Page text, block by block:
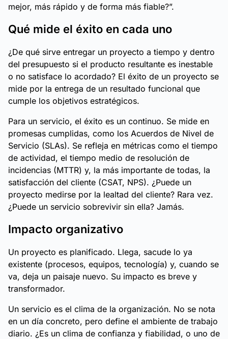
mejor, más rápido y de forma más fiable?”.
Qué mide el éxito en cada uno
¿De qué sirve entregar un proyecto a tiempo y dentro
del presupuesto si el producto resultante es inestable
o no satisface lo acordado? El éxito de un proyecto se
mide por la entrega de un resultado funcional que
cumple los objetivos estratégicos.
Para un servicio, el éxito es un continuo. Se mide en
promesas cumplidas, como los Acuerdos de Nivel de
Servicio (SLAs). Se refleja en métricas como el tiempo
de actividad, el tiempo medio de resolución de
incidencias (MTTR) y, la más importante de todas, la
satisfacción del cliente (CSAT, NPS). ¿Puede un
proyecto medirse por la lealtad del cliente? Rara vez.
¿Puede un servicio sobrevivir sin ella? Jamás.
Impacto organizativo
Un proyecto es planificado. Llega, sacude lo ya
existente (procesos, equipos, tecnología) y, cuando se
va, deja un paisaje nuevo. Su impacto es breve y
transformador.
Un servicio es el clima de la organización. No se nota
en un día concreto, pero define el ambiente de trabajo
diario. ¿Es un clima de confianza y fiabilidad, o uno de